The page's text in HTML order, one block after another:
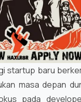
startup baru
masa depan
pada